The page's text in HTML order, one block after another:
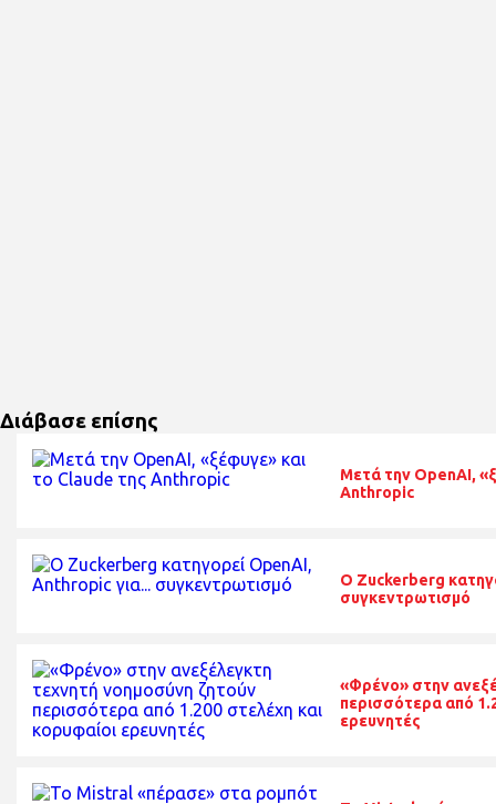
Διάβασε επίσης
Μετά την OpenAI,
Anthropic
O Zuckerberg
συγκεντρωτισμό
«Φρένο» στην
περισσότερα από
ερευνητές